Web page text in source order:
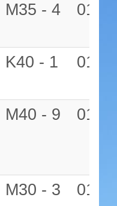
M35 - 4
K40 - 1
M40 - 9
M30 - 3